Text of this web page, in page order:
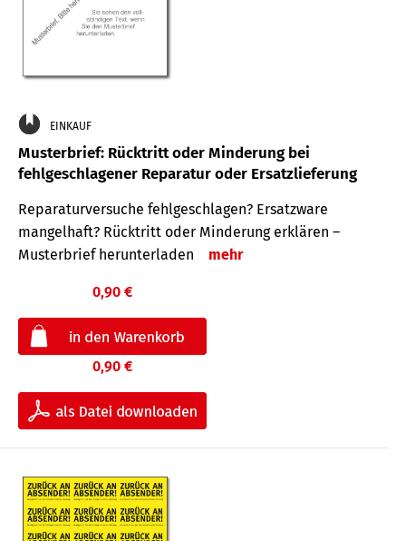
EINKAUF
Musterbrief: Rücktritt oder Minderung bei
fehlgeschlagener Reparatur oder Ersatzlieferung
Reparaturversuche fehlgeschlagen? Ersatzware
mangelhaft? Rücktritt oder Minderung erklären –
Musterbrief herunterladen
mehr
0,90 €
0,90 €